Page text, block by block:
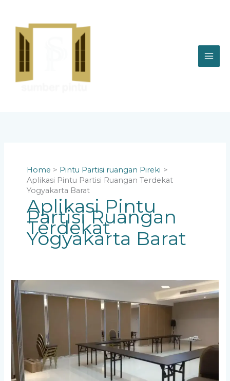
content
Home
Pintu Partisi ruangan Pireki
Aplikasi Pintu Partisi Ruangan Terdekat
Yogyakarta Barat
Aplikasi Pintu
Partisi Ruangan
Terdekat
Yogyakarta Barat
Aplikasi
Pintu
Partisi
Ruangan